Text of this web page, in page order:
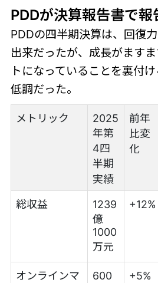
PDDが決算報告書で報
PDDの四半期決算は、回復
出来だったが、成長がます
トになっていることを裏付
低調だった。
メトリック
2025
年第
4四
半期
実績
前年
比変
化
総収益
1239
億
1000
万元
+12%
オンラインマ
600
+5%